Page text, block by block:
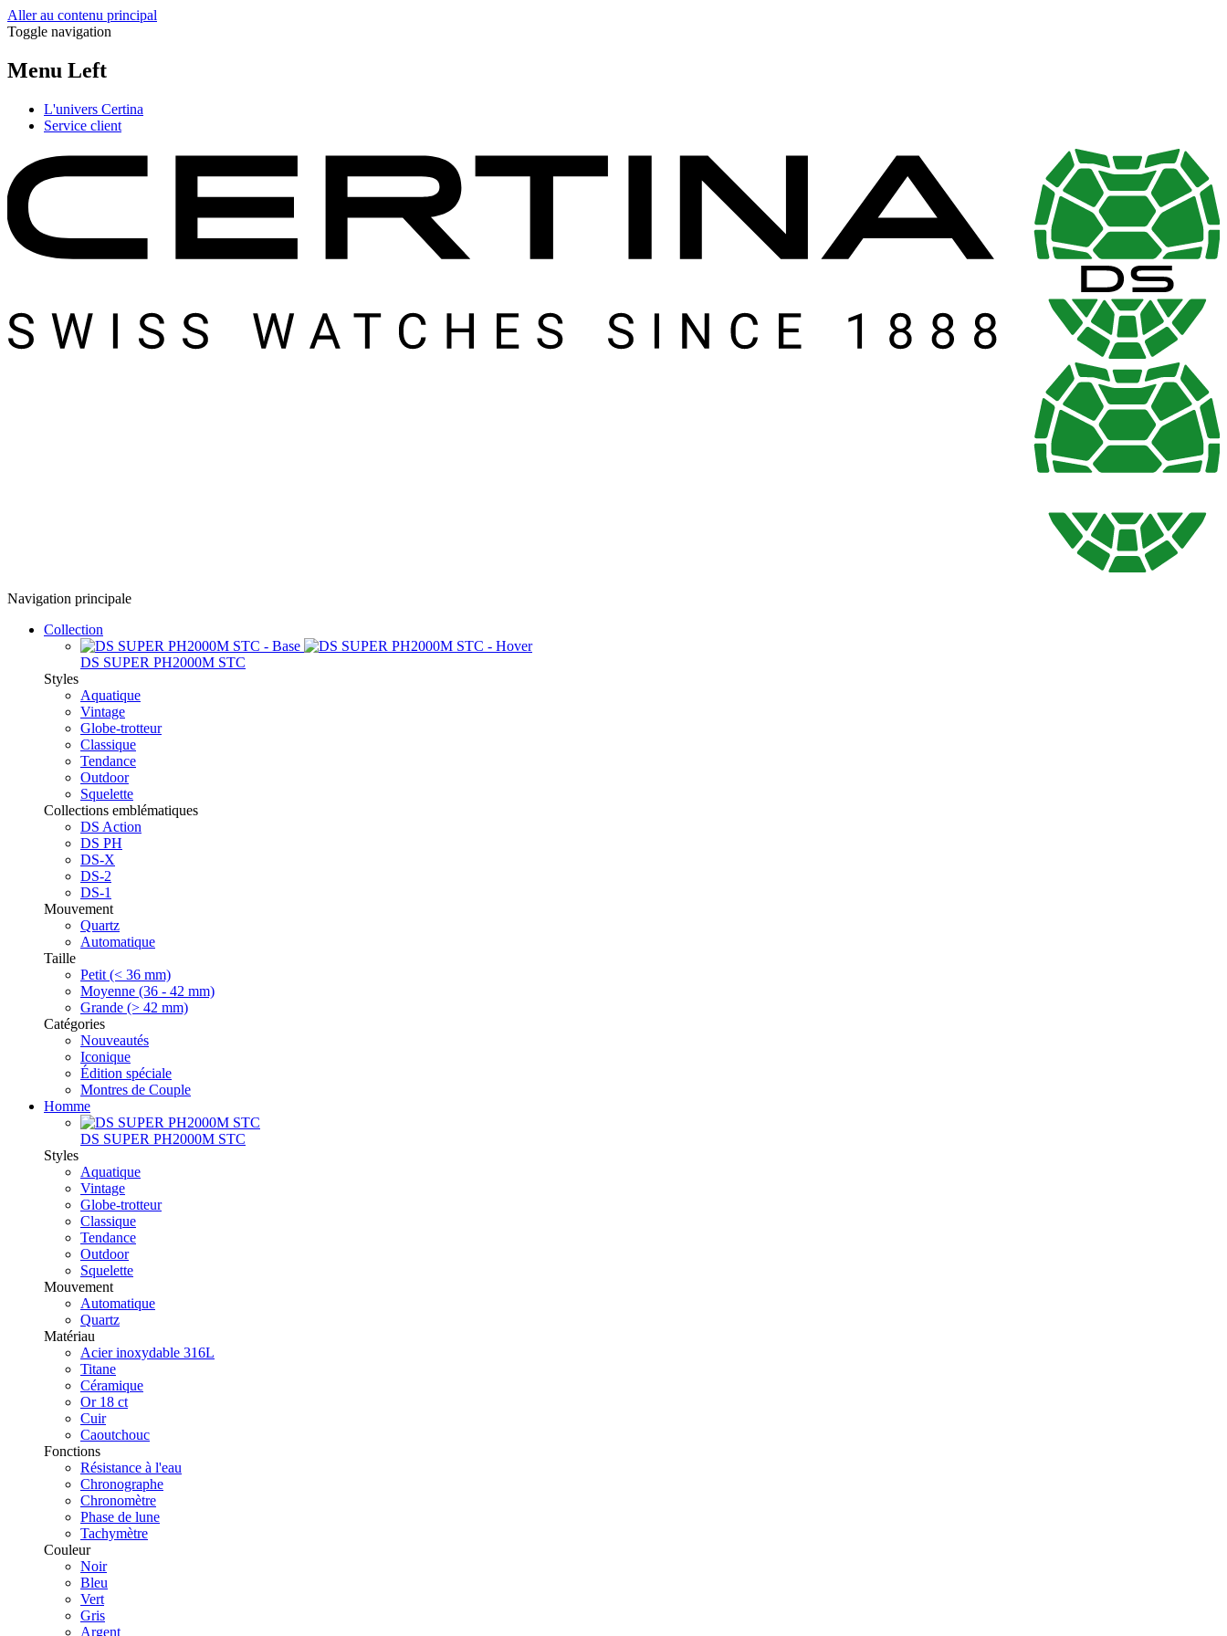
Aller au contenu principal
Toggle navigation
Menu Left
L'univers Certina
Service client
Navigation principale
Collection
DS SUPER PH2000M STC
Styles
Aquatique
Vintage
Globe-trotteur
Classique
Tendance
Outdoor
Squelette
Collections emblématiques
DS Action
DS PH
DS-X
DS-2
DS-1
Mouvement
Quartz
Automatique
Taille
Petit (< 36 mm)
Moyenne (36 - 42 mm)
Grande (> 42 mm)
Catégories
Nouveautés
Iconique
Édition spéciale
Montres de Couple
Homme
DS SUPER PH2000M STC
Styles
Aquatique
Vintage
Globe-trotteur
Classique
Tendance
Outdoor
Squelette
Mouvement
Automatique
Quartz
Matériau
Acier inoxydable 316L
Titane
Céramique
Or 18 ct
Cuir
Caoutchouc
Fonctions
Résistance à l'eau
Chronographe
Chronomètre
Phase de lune
Tachymètre
Couleur
Noir
Bleu
Vert
Gris
Argent